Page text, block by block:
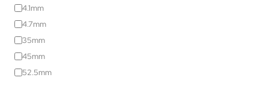
4.1mm
4.7mm
35mm
45mm
52.5mm